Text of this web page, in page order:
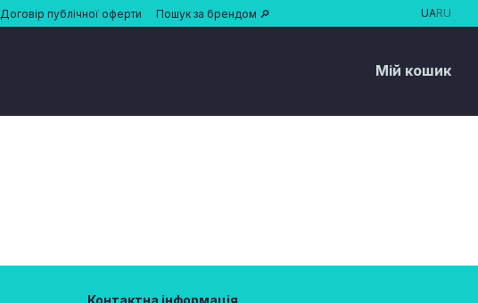
Договір публічної оферти Пошук за брендом 🔎 UARU
Мій кошик
Контактна інформація